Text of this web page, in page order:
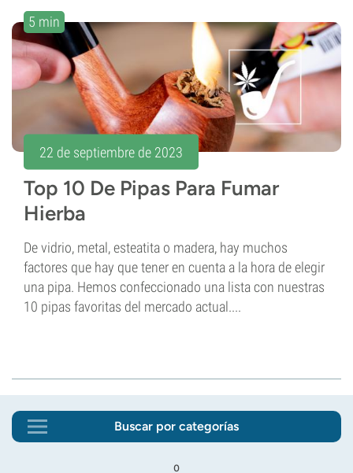
5 min
22 de septiembre de 2023
Top 10 De Pipas Para Fumar
Hierba
De vidrio, metal, esteatita o madera, hay muchos
factores que hay que tener en cuenta a la hora de elegir
una pipa. Hemos confeccionado una lista con nuestras
10 pipas favoritas del mercado actual....
Buscar por categorías
o